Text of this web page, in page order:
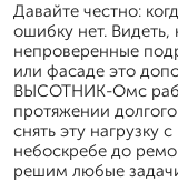
Давайте честно:
ошибку нет. Видеть,
непроверенные
или фасаде это
ВЫСОТНИК-Омс
протяжении
снять эту нагрузку
небоскребе до
решим любые